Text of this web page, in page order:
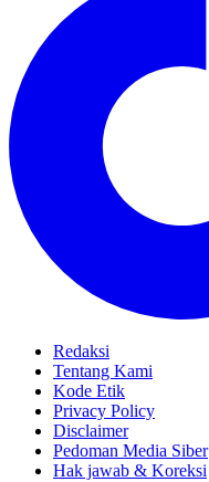
Redaksi
Tentang Kami
Kode Etik
Privacy Policy
Disclaimer
Pedoman Media Siber
Hak jawab & Koreksi